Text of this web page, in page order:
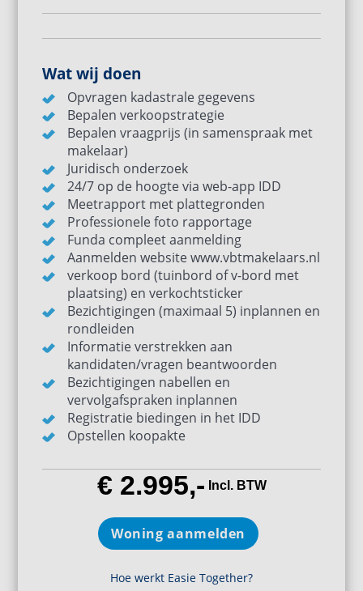
Wat wij doen
Opvragen kadastrale gegevens
Bepalen verkoopstrategie
Bepalen vraagprijs (in samenspraak met
makelaar)
Juridisch onderzoek
24/7 op de hoogte via web-app IDD
Meetrapport met plattegronden
Professionele foto rapportage
Funda compleet aanmelding
Aanmelden website www.vbtmakelaars.nl
verkoop bord (tuinbord of v-bord met
plaatsing) en verkochtsticker
Bezichtigingen (maximaal 5) inplannen en
rondleiden
Informatie verstrekken aan
kandidaten/vragen beantwoorden
Bezichtigingen nabellen en
vervolgafspraken inplannen
Registratie biedingen in het IDD
Opstellen koopakte
€ 2.995,- Incl. BTW
Woning aanmelden
Hoe werkt Easie Together?